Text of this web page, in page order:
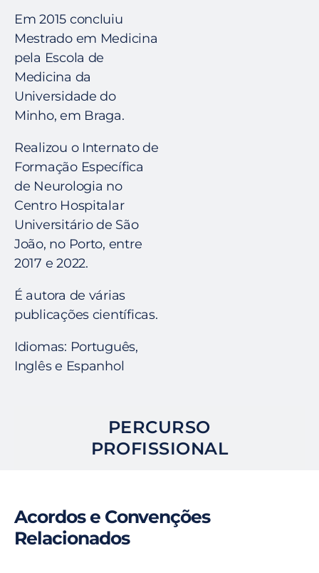
PERCURSO
PROFISSIONAL
Em 2015 concluiu
Mestrado em Medicina
pela Escola de
Medicina da
Universidade do
Minho, em Braga.
Realizou o Internato de
Formação Específica
de Neurologia no
Centro Hospitalar
Universitário de São
João, no Porto, entre
2017 e 2022.
É autora de várias
publicações científicas.
Idiomas: Português,
Inglês e Espanhol
Acordos e Convenções
Relacionados